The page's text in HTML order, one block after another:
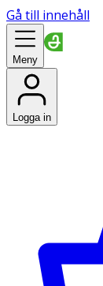
Gå till innehåll
Meny
Logga in